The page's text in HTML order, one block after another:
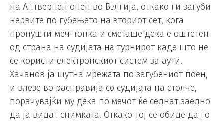
на Антверпен опен во Белгија, откако ги загуби
нервите по губењето на вториот сет, кога
пропушти меч-топка и сметаше дека е оштетен
од страна на судијата на турнирот каде што не
се користи електронскиот систем за аути.
Хачанов ја шутна мрежата по загубениот поен,
и влезе во расправија со судијата на столче,
порачувајќи му дека по мечот ќе седнат заедно
да ја видат снимката. Откако тој се обиде да го